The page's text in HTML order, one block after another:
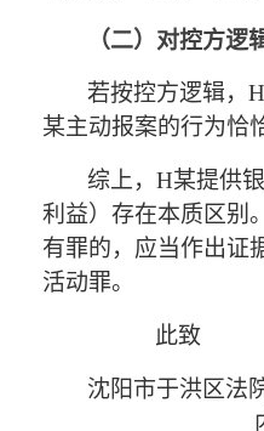
（二）对控方
若按控方逻辑，
某主动报案的行为恰
综上， H某提供
利益）存在本质区别。
有罪的，应当作出证
活动罪。
此致
沈阳市于洪区法